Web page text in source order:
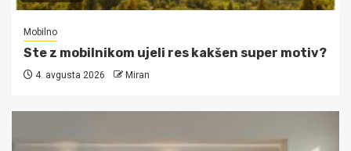
Mobilno
Ste z mobilnikom ujeli res kakšen super motiv?
4. avgusta 2026 Miran